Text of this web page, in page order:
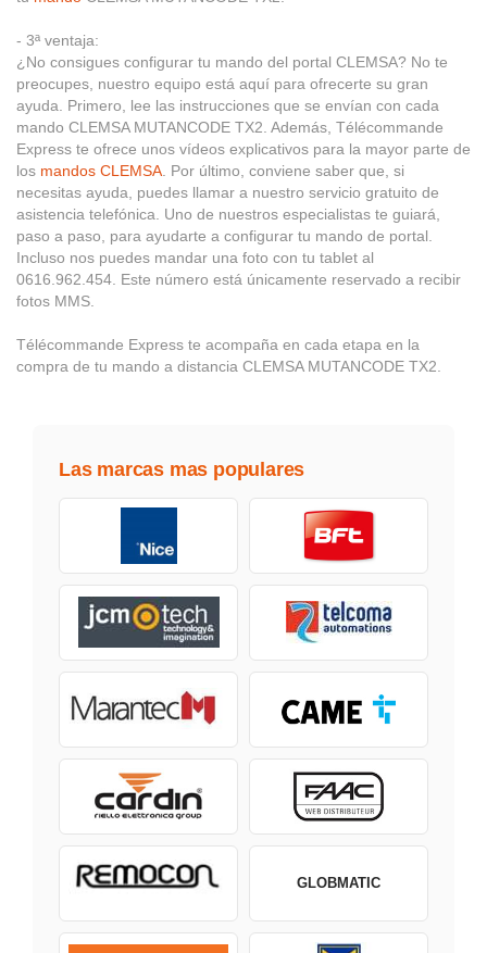
- 3ª ventaja:
¿No consigues configurar tu mando del portal CLEMSA? No te
preocupes, nuestro equipo está aquí para ofrecerte su gran
ayuda. Primero, lee las instrucciones que se envían con cada
mando CLEMSA MUTANCODE TX2. Además, Télécommande
Express te ofrece unos vídeos explicativos para la mayor parte de
los mandos CLEMSA . Por último, conviene saber que, si
necesitas ayuda, puedes llamar a nuestro servicio gratuito de
asistencia telefónica. Uno de nuestros especialistas te guiará,
paso a paso, para ayudarte a configurar tu mando de portal.
Incluso nos puedes mandar una foto con tu tablet al
0616.962.454. Este número está únicamente reservado a recibir
fotos MMS.
Télécommande Express te acompaña en cada etapa en la
compra de tu mando a distancia CLEMSA MUTANCODE TX2.
Las marcas mas populares
GLOBMATIC